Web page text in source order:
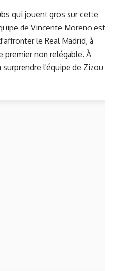
qui jouent gros sur cette
de Vincente Moreno est
le Real Madrid, à
premier non relégable. À
surprendre l'équipe de Zizou